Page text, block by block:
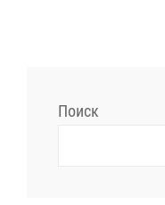
Поиск